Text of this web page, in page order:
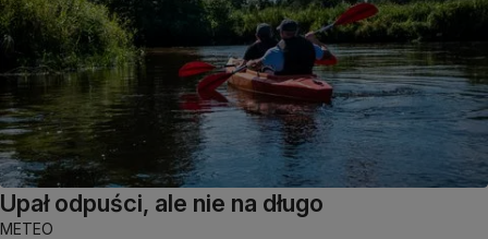
Upał odpuści, ale nie na długo
METEO